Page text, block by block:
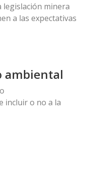
legislación minera
a las expectativas
ambiental
incluir o no a la